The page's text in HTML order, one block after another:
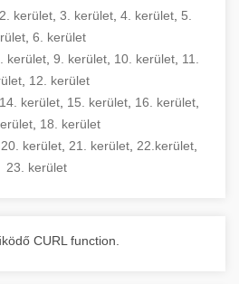
2. kerület 3. kerület 4. kerület 5.
6. kerület
kerület, 9. kerület, 10. kerület, 11.
12. kerület
14. kerület 15. kerület 16. kerület
18. kerület
20. kerület 21. kerület 22.kerület
23. kerület
CURL function.